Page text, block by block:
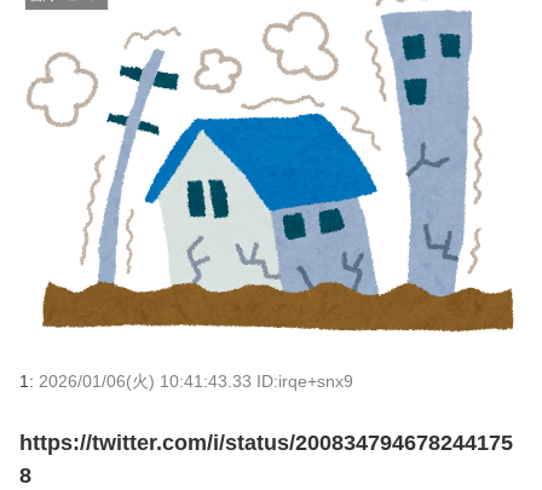
1: 2026/01/06(火) 10:41:43.33 ID:irqe+snx9
https://twitter.com/i/status/200834794678244175
8